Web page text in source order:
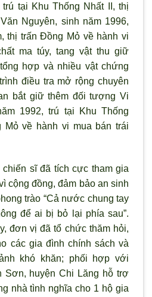
tại Khu Thống Nhất II, thị
Nguyên, sinh năm 1996,
thị trấn Đồng Mỏ về hành vi
ma túy, tang vật thu giữ
hợp và nhiều vật chứng
điều tra mở rộng chuyên
bắt giữ thêm đối tượng Vi
1992, trú tại Khu Thống
Mỏ về hành vi mua bán trái
sĩ đã tích cực tham gia
cộng đồng, đảm bảo an sinh
trào “Cả nước chung tay
để ai bị bỏ lại phía sau”.
đơn vị đã tổ chức thăm hỏi,
các gia đình chính sách và
khó khăn; phối hợp với
Sơn, huyện Chi Lăng hỗ trợ
nhà tình nghĩa cho 1 hộ gia